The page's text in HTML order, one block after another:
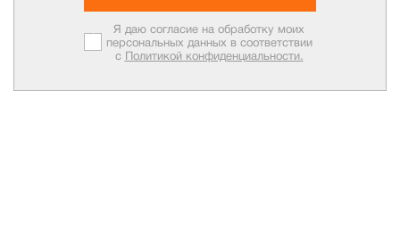
Я даю согласие на обработку моих
персональных данных в соответствии
с Политикой конфиденциальности.